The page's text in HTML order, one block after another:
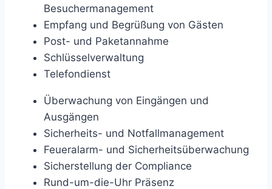
Besuchermanagement
Empfang und Begrüßung von Gästen
Post- und Paketannahme
Schlüsselverwaltung
Telefondienst
Überwachung von Eingängen und
Ausgängen
Sicherheits- und Notfallmanagement
Feueralarm- und Sicherheitsüberwachung
Sicherstellung der Compliance
Rund-um-die-Uhr Präsenz